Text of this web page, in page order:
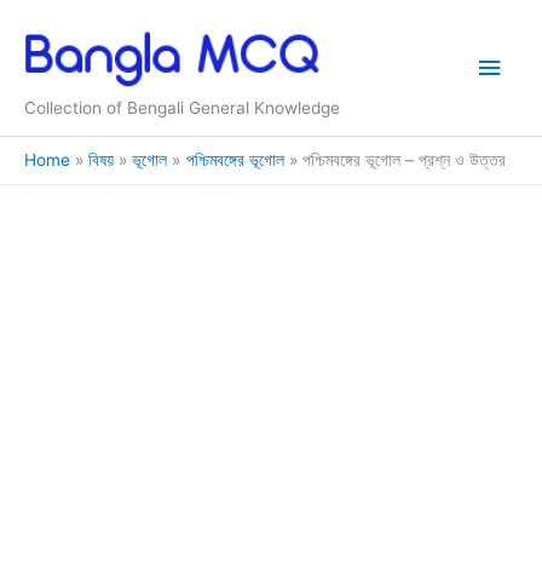
content
Collection of Bengali General Knowledge
Main
Home বিষয় ভূগোল পশ্চিমবঙ্গের ভূগোল পশ্চিমবঙ্গের ভূগোল – প্রশ্ন ও উত্তর